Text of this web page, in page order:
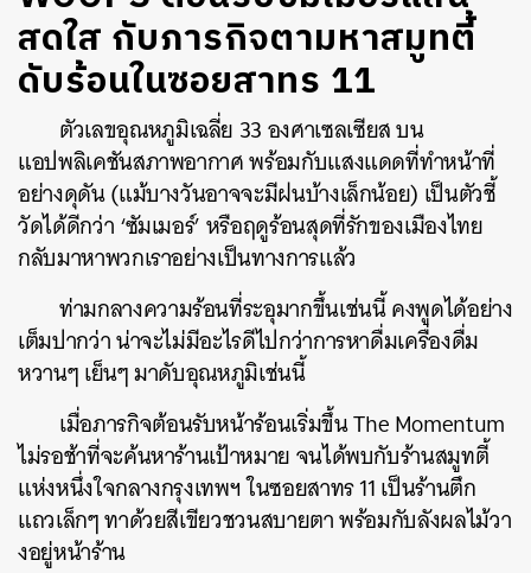
สดใส กับภารกิจตามหาสมูทตี้
ดับร้อนในซอยสาทร 11
ตัวเลขอุณหภูมิเฉลี่ย 33 องศาเซลเซียส บน
แอปพลิเคชันสภาพอากาศ พร้อมกับแสงแดดที่ทำหน้าที่
อย่างดุดัน (แม้บางวันอาจจะมีฝนบ้างเล็กน้อย) เป็นตัวชี้
วัดได้ดีกว่า ‘ซัมเมอร์’ หรือฤดูร้อนสุดที่รักของเมืองไทย
กลับมาหาพวกเราอย่างเป็นทางการแล้ว
ท่ามกลางความร้อนที่ระอุมากขึ้นเช่นนี้ คงพูดได้อย่าง
เต็มปากว่า น่าจะไม่มีอะไรดีไปกว่าการหาดื่มเครื่องดื่ม
หวานๆ เย็นๆ มาดับอุณหภูมิเช่นนี้
เมื่อภารกิจต้อนรับหน้าร้อนเริ่มขึ้น The Momentum
ไม่รอช้าที่จะค้นหาร้านเป้าหมาย จนได้พบกับร้านสมูทตี้
แห่งหนึ่งใจกลางกรุงเทพฯ ในซอยสาทร 11 เป็นร้านตึก
แถวเล็กๆ ทาด้วยสีเขียวชวนสบายตา พร้อมกับลังผลไม้วา
งอยู่หน้าร้าน